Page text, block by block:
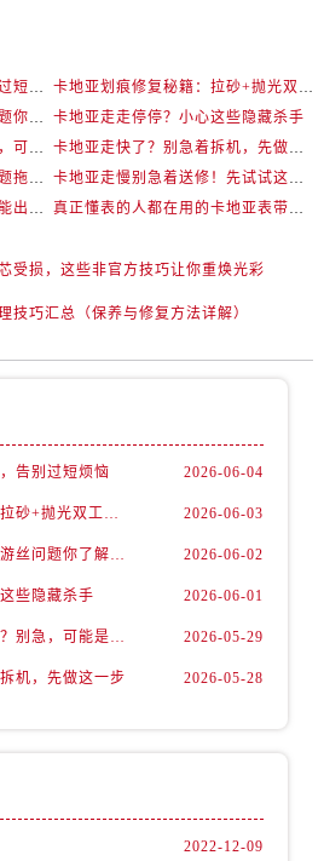
卡地亚表带调节全攻略，告别过短烦恼
卡地亚划痕修复秘籍：拉砂+抛光双工艺还原如新
卡地亚走快又不走慢？游丝问题你了解多少？
卡地亚走走停停？小心这些隐藏杀手
卡地亚表带掉色是假货？别急，可能是这些日常习惯惹的祸
卡地亚走快了？别急着拆机，先做这一步
卡地亚走走停停别忽视！小问题拖成大修很烧钱
卡地亚走慢别急着送修！先试试这些方法
卡地亚走时忽快忽慢？问题可能出在你睡觉时！
真正懂表的人都在用的卡地亚表带调节技巧
受损，这些非官方技巧让你重焕光彩
技巧汇总（保养与修复方法详解）
告别过短烦恼 2026-06-04
卡地亚划痕修复秘籍：拉砂+抛光双工艺还原如新 2026-06-03
卡地亚走快又不走慢？游丝问题你了解多少？ 2026-06-02
些隐藏杀手 2026-06-01
卡地亚表带掉色是假货？别急，可能是这些日常习惯惹的祸 2026-05-29
机，先做这一步 2026-05-28
2022-12-09